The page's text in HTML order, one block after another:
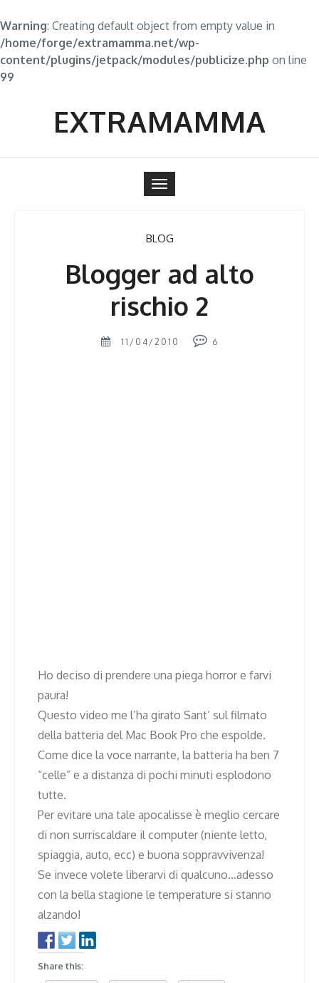
Warning: Creating default object from empty value in
/home/forge/extramamma.net/wp-
content/plugins/jetpack/modules/publicize.php on line
99
EXTRAMAMMA
Toggle
navigation
BLOG
Blogger ad alto
rischio 2
11/04/2010 6
Ho deciso di prendere una piega horror e farvi
paura!
Questo video me l’ha girato Sant’ sul filmato
della batteria del Mac Book Pro che espolde.
Come dice la voce narrante, la batteria ha ben 7
“celle” e a distanza di pochi minuti esplodono
tutte.
Per evitare una tale apocalisse è meglio cercare
di non surriscaldare il computer (niente letto,
spiaggia, auto, ecc) e buona soppravvivenza!
Se invece volete liberarvi di qualcuno…adesso
con la bella stagione le temperature si stanno
alzando!
Share this: